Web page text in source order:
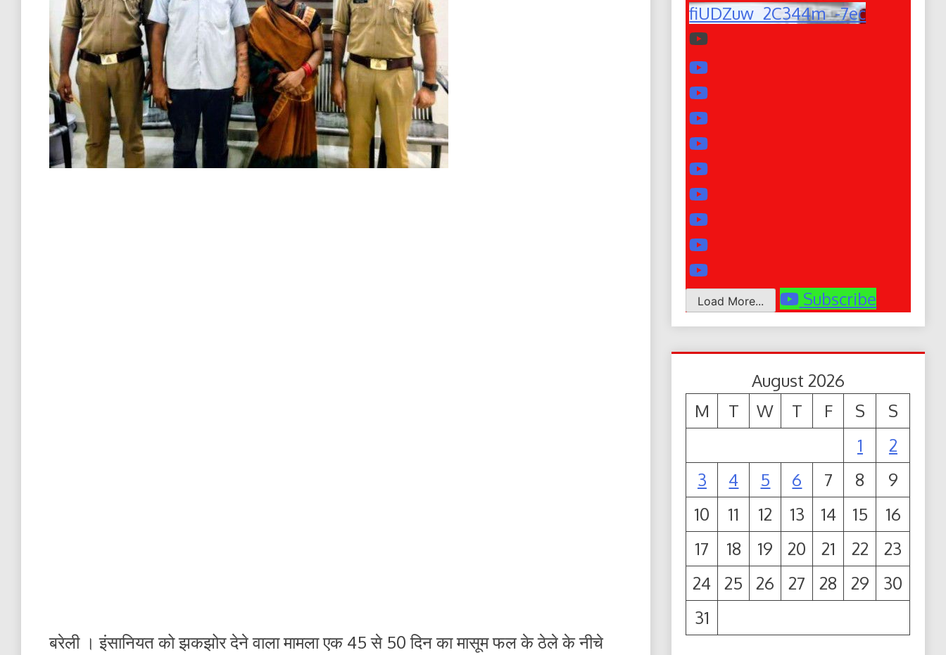
बरेली । इंसानियत को झकझोर देने वाला मामला एक 45 से 50 दिन का मासूम फल के ठेले के नीचे
fiUDZuw_2C344m_-7ec
Load More... Subscribe
August 2026
M
T W T F S
S
1
2
3
4 5 6 7 8
9
10
11 12 13 14 15
16
17
18 19 20 21 22
23
24
25 26 27 28 29
30
31